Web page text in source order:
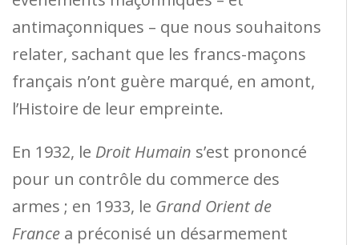
antimaçonniques – que nous souhaitons
relater, sachant que les francs-maçons
français n’ont guère marqué, en amont,
l’Histoire de leur empreinte.
En 1932, le Droit Humain s’est prononcé
pour un contrôle du commerce des
armes ; en 1933, le Grand Orient de
France a préconisé un désar­mement